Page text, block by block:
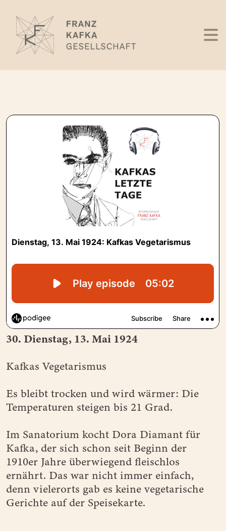
30. Dienstag, 13. Mai 1924
Kafkas Vegetarismus
Es bleibt trocken und wird wärmer: Die
Temperaturen steigen bis 21 Grad.
Im Sanatorium kocht Dora Diamant für
Kafka, der sich schon seit Beginn der
1910er Jahre überwiegend fleischlos
ernährt. Das war nicht immer einfach,
denn vielerorts gab es keine vegetarische
Gerichte auf der Speisekarte.